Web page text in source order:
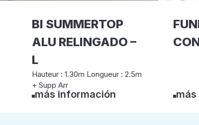
BI SUMMERTOP
ALU RELINGADO –
L
Hauteur : 1.30m Longueur : 2.5m
+ Supp Arr
más información